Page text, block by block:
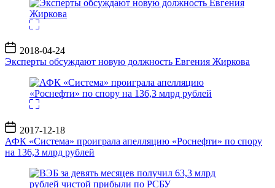
Дата
записи
2018-04-24
Эксперты обсуждают новую должность Евгения Жиркова
Дата
записи
2017-12-18
АФК «Система» проиграла апелляцию «Роснефти» по спору
на 136,3 млрд рублей